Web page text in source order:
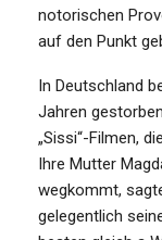
notorischen
auf den Punkt
In Deutschland
Jahren
„Sissi“-Filmen,
Ihre Mutter
wegkommt,
gelegentlich